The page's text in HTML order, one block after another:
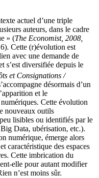
actuel d’une triple
auteurs, dans le cadre
» (The Economist, 2008,
Cette (r)évolution est
avec une demande de
s’est diversifiée depuis le
et Consignations /
désormais d’un
et le
Cette évolution
nouveaux outils
lisibles ou identifiés par le
Data, ubérisation, etc.).
numérique, émerge alors
caractéristique des espaces
Cette imbrication du
elle pour autant modifier
n’est moins sûr.